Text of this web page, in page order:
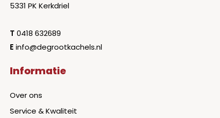
5331 PK Kerkdriel
T 0418 632689
E info@degrootkachels.nl
Informatie
Over ons
Service & Kwaliteit